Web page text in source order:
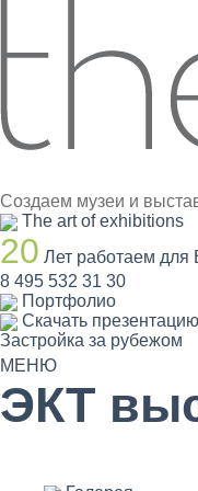
Создаем музеи и
The art of exhibitions
20 Лет работаем для
8 495 532 31 30
Портфолио
Скачать презентацию
Застройка за рубежом
МЕНЮ
ЭКТ